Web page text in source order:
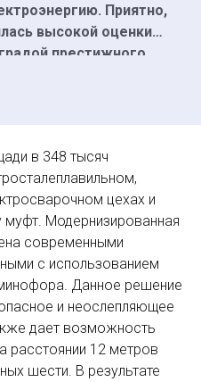
Приятно,
высокой оценки
престижного
в 348 тысяч
цехах и
муфт. Модернизированная
современными
с использованием
Данное решение
и неослепляющее
дает возможность
расстоянии 12 метров
шести. В результате